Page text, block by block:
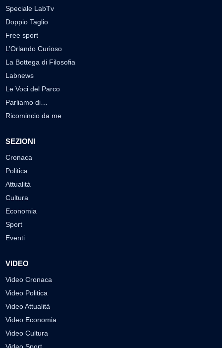
Speciale LabTv
Doppio Taglio
Free sport
L’Orlando Curioso
La Bottega di Filosofia
Labnews
Le Voci del Parco
Parliamo di…
Ricomincio da me
SEZIONI
Cronaca
Politica
Attualità
Cultura
Economia
Sport
Eventi
VIDEO
Video Cronaca
Video Politica
Video Attualità
Video Economia
Video Cultura